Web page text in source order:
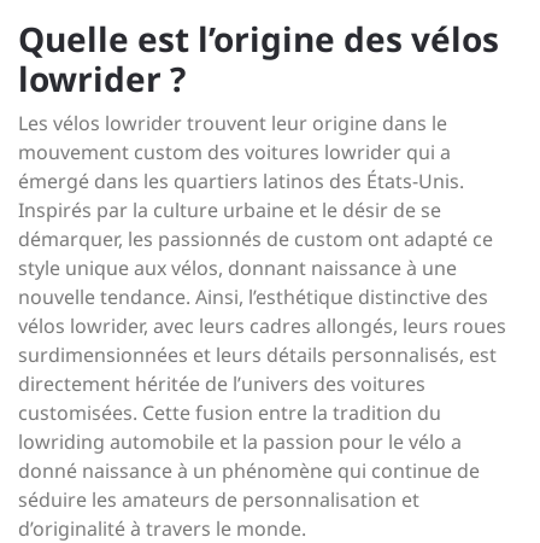
Quelle est l’origine des vélos
lowrider ?
Les vélos lowrider trouvent leur origine dans le
mouvement custom des voitures lowrider qui a
émergé dans les quartiers latinos des États-Unis.
Inspirés par la culture urbaine et le désir de se
démarquer, les passionnés de custom ont adapté ce
style unique aux vélos, donnant naissance à une
nouvelle tendance. Ainsi, l’esthétique distinctive des
vélos lowrider, avec leurs cadres allongés, leurs roues
surdimensionnées et leurs détails personnalisés, est
directement héritée de l’univers des voitures
customisées. Cette fusion entre la tradition du
lowriding automobile et la passion pour le vélo a
donné naissance à un phénomène qui continue de
séduire les amateurs de personnalisation et
d’originalité à travers le monde.